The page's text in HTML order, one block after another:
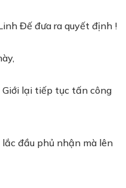
Đế đưa ra quyết định !
Giới lại tiếp tục tấn công
đầu phủ nhận mà lên